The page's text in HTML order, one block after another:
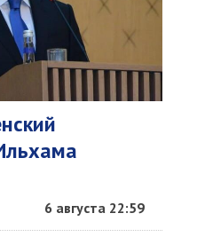
6 августа 22:59